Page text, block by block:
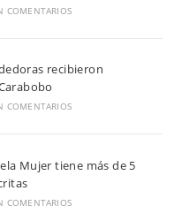
COMENTARIOS
recibieron
COMENTARIOS
Mujer tiene más de 5
COMENTARIOS